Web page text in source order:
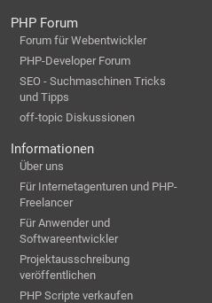
PHP Forum
Forum für Webentwickler
PHP-Developer Forum
SEO - Suchmaschinen Tricks
und Tipps
off-topic Diskussionen
Informationen
Über uns
Für Internetagenturen und PHP-
Freelancer
Für Anwender und
Softwareentwickler
Projektausschreibung
veröffentlichen
PHP Scripte verkaufen